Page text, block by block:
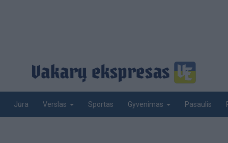
Jūra Verslas Sportas Gyvenimas Pasaulis